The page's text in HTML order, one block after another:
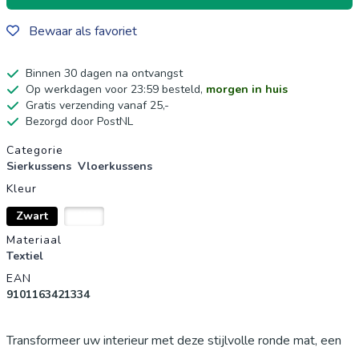
Bewaar als favoriet
Binnen 30 dagen na ontvangst
Op werkdagen voor 23:59 besteld, morgen in huis
Gratis verzending vanaf 25,-
Bezorgd door PostNL
Productgegevens
Categorie
Sierkussens Vloerkussens
Kleur
Zwart
Materiaal
Textiel
EAN
9101163421334
Transformeer uw interieur met deze stijlvolle ronde mat, een